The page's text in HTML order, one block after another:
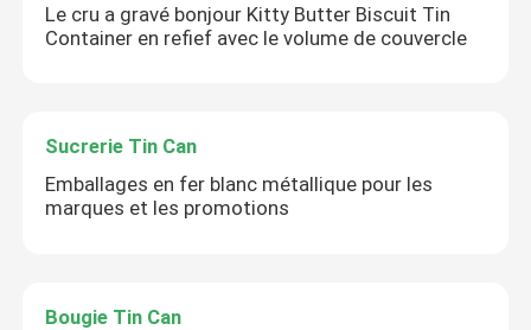
Le cru a gravé bonjour Kitty Butter Biscuit Tin
Container en refief avec le volume de couvercle
Sucrerie Tin Can
Emballages en fer blanc métallique pour les
marques et les promotions
Bougie Tin Can